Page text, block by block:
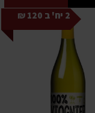
2 יח' ב 120 ₪